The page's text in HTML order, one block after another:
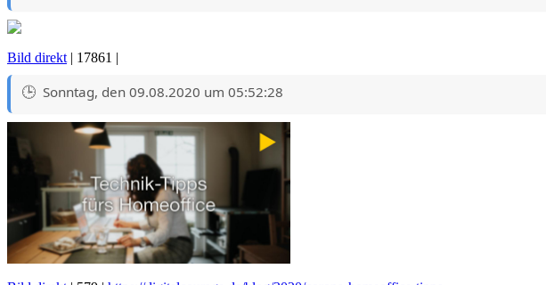
Bild direkt | 17861 |
Sonntag, den 09.08.2020 um 05:52:28